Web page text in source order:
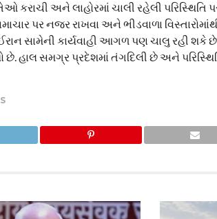
અને લાહોરમાં ચાલી રહેલી પરિસ્થિતિ
પર નજર રાખવા અને ભીડવાળા
સામેની કાર્યવાહી આગળ પણ ચાલુ રહી શકે
છે. હાલ સમગ્ર પ્રદેશમાં તંગદિલી છે અને